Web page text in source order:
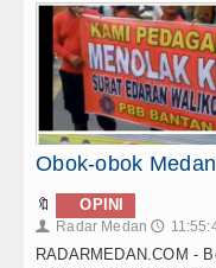
Obok-obok
🔖 OPINI
👤 Radar Medan 🕔
RADARMEDAN.COM -